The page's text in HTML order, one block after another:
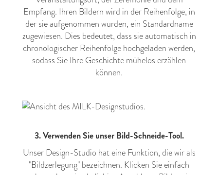
Empfang. Ihren Bildern wird in der Reihenfolge, in
der sie aufgenommen wurden, ein Standardname
zugewiesen. Dies bedeutet, dass sie automatisch in
chronologischer Reihenfolge hochgeladen werden,
sodass Sie Ihre Geschichte mühelos erzählen
können.
3. Verwenden Sie unser Bild-Schneide-Tool.
Unser Design-Studio hat eine Funktion, die wir als
"Bildzerlegung" bezeichnen. Klicken Sie einfach